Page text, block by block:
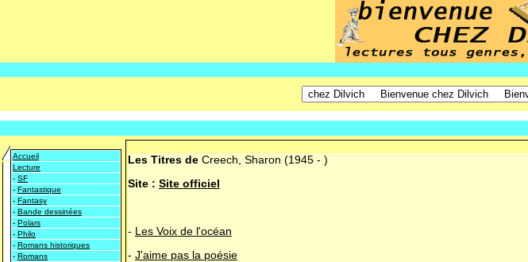
Accueil
Lecture
- SF
- Fantastique
- Fantasy
- Bande dessinées
- Polars
- Philo
- Romans historiques
- Romans
Les Titres de Creech, Sharon (1945 - )
Site : Site officiel
- Les Voix de l'océan
- J'aime pas la poésie